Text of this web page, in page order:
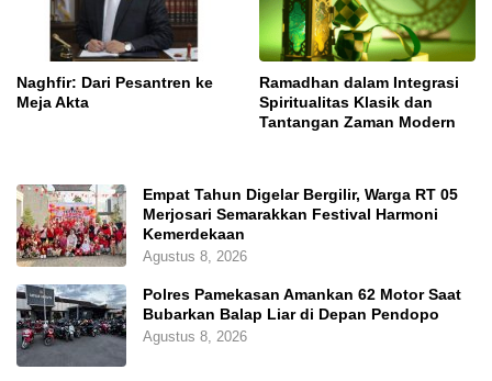
Naghfir: Dari Pesantren ke
Meja Akta
Ramadhan dalam Integrasi
Spiritualitas Klasik dan
Tantangan Zaman Modern
Empat Tahun Digelar Bergilir, Warga RT 05
Merjosari Semarakkan Festival Harmoni
Kemerdekaan
Agustus 8, 2026
Polres Pamekasan Amankan 62 Motor Saat
Bubarkan Balap Liar di Depan Pendopo
Agustus 8, 2026